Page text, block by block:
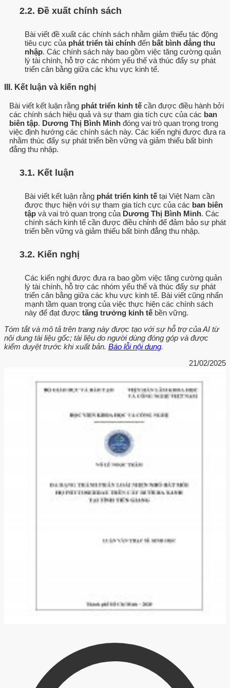
2.2. Đề xuất chính sách
Bài viết đề xuất các chính sách nhằm giảm thiểu tác động
tiêu cực của phát triển tài chính đến bất bình đẳng thu
nhập. Các chính sách này bao gồm việc tăng cường quản
lý tài chính, hỗ trợ các nhóm yếu thế và thúc đẩy sự phát
triển cân bằng giữa các khu vực kinh tế.
III. Kết luận và kiến nghị
Bài viết kết luận rằng phát triển kinh tế cần được điều hành bởi
các chính sách hiệu quả và sự tham gia tích cực của các ban
biên tập. Dương Thị Bình Minh đóng vai trò quan trọng trong
việc định hướng các chính sách này. Các kiến nghị được đưa ra
nhằm thúc đẩy sự phát triển bền vững và giảm thiểu bất bình
đẳng thu nhập.
3.1. Kết luận
Bài viết kết luận rằng phát triển kinh tế tại Việt Nam cần
được thực hiện với sự tham gia tích cực của các ban biên
tập và vai trò quan trọng của Dương Thị Bình Minh. Các
chính sách kinh tế cần được điều chỉnh để đảm bảo sự phát
triển bền vững và giảm thiểu bất bình đẳng thu nhập.
3.2. Kiến nghị
Các kiến nghị được đưa ra bao gồm việc tăng cường quản
lý tài chính, hỗ trợ các nhóm yếu thế và thúc đẩy sự phát
triển cân bằng giữa các khu vực kinh tế. Bài viết cũng nhấn
mạnh tầm quan trọng của việc thực hiện các chính sách
này để đạt được tăng trưởng kinh tế bền vững.
Tóm tắt và mô tả trên trang này được tạo với sự hỗ trợ của AI từ
nội dung tài liệu gốc; tài liệu do người dùng đóng góp và được
kiểm duyệt trước khi xuất bản. Báo lỗi nội dung.
21/02/2025